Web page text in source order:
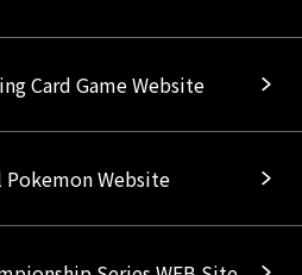
Card Game Website
Website